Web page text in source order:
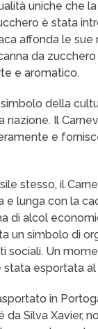
uniche che
è stata
affonda le sue
da
e aromatico.
della
Il
e
stesso, il
e lunga con la
di alcol
un simbolo di
sociali. Un
esportata al
in
da Silva Xavier,